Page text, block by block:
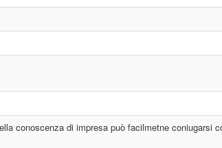
conoscenza di impresa può facilmetne coniugarsi